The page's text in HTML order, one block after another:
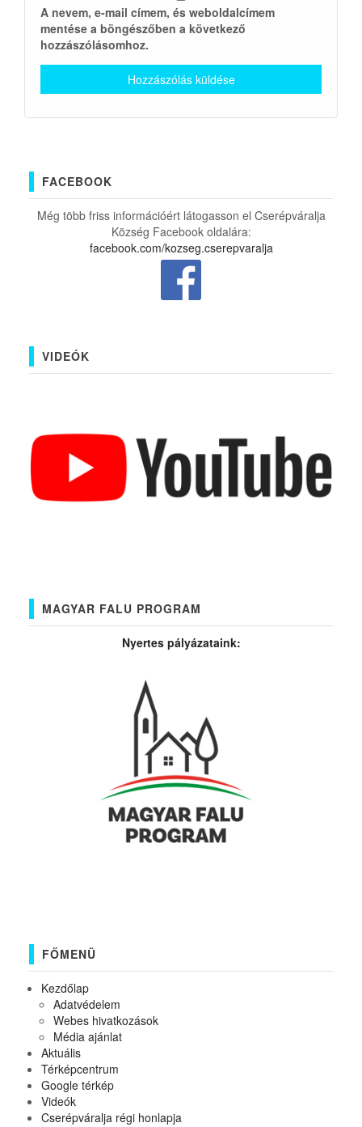
A nevem, e-mail címem, és weboldalcímem
mentése a böngészőben a következő
hozzászólásomhoz.
FACEBOOK
Még több friss információért látogasson el Cserépváralja
Község Facebook oldalára:
facebook.com/kozseg.cserepvaralja
VIDEÓK
MAGYAR FALU PROGRAM
Nyertes pályázataink:
FŐMENÜ
Kezdőlap
Adatvédelem
Webes hivatkozások
Média ajánlat
Aktuális
Térképcentrum
Google térkép
Videók
Cserépváralja régi honlapja